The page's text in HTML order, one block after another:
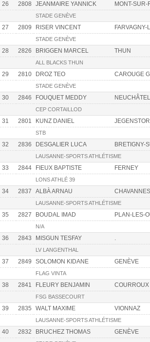
26 2808 JEANMAIRE YANNICK MONT-SUR-
STADE GENÈVE
27 2809 RISER VINCENT FARVAGNY-
STADE GENÈVE
28 2826 BRIGGEN MARCEL THUN
ALL BLACKS THUN
29 2810 DROZ TEO CAROUGE
STADE GENÈVE
30 2846 FOUQUET MEDDY NEUCHÂTEL
CEP CORTAILLOD
31 2801 KUNZ DANIEL
STB
32 2836 DESGALIER LUCA BRETIGNY-
LAUSANNE-SPORTS ATHLÉTISME
33 2844 FIEUX BAPTISTE FERNEY
LONS ATHLÉ 39
34 2837 ALBÀ ARNAU
LAUSANNE-SPORTS ATHLÉTISME
35 2827 BOUDAL IMAD PLAN-LES-
N/A
36 2843 MISGUN TESFAY .
LV LANGENTHAL
37 2849 SOLOMON KIDANE GENÈVE
FLAG VINTA
38 2841 FLEURY BENJAMIN COURROUX
FSG BASSECOURT
39 2835 WALT MAXIME VIONNAZ
LAUSANNE-SPORTS ATHLÉTISME
40 2832 BRUCHEZ THOMAS GENÈVE